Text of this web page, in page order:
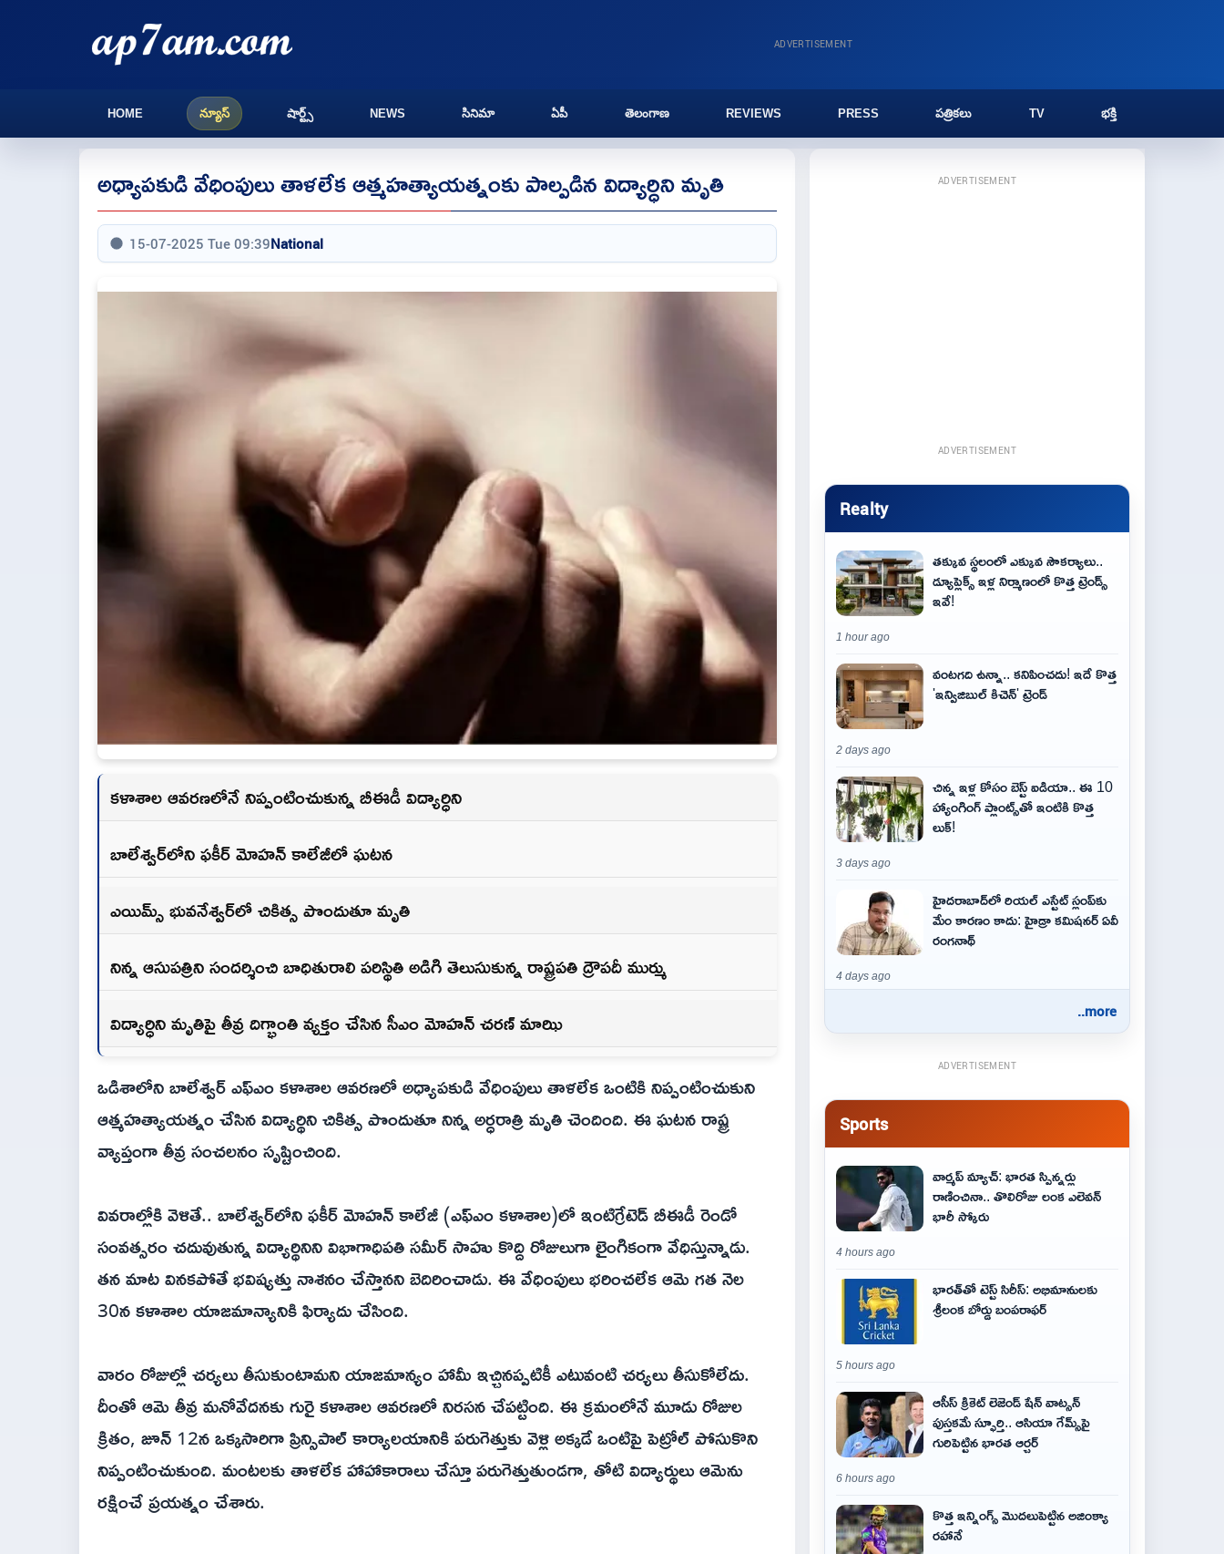
ADVERTISEMENT
HOME న్యూస్ షార్ట్స్ NEWS సినిమా ఏపీ తెలంగాణ REVIEWS PRESS పత్రికలు TV భక్తి
అధ్యాపకుడి వేధింపులు తాళలేక ఆత్మహత్యాయత్నంకు పాల్పడిన విద్యార్ధిని మృతి
15-07-2025 Tue 09:39National
కళాశాల ఆవరణలోనే నిప్పంటించుకున్న బీఈడీ విద్యార్ధిని
బాలేశ్వర్‌లోని ఫకీర్ మోహన్ కాలేజీలో ఘటన
ఎయిమ్స్ భువనేశ్వర్‌లో చికిత్స పొందుతూ మృతి
నిన్న ఆసుపత్రిని సందర్శించి బాధితురాలి పరిస్థితి అడిగి తెలుసుకున్న రాష్ట్రపతి ద్రౌపదీ ముర్ము
విద్యార్ధిని మృతిపై తీవ్ర దిగ్భాంతి వ్యక్తం చేసిన సీఎం మోహన్ చరణ్ మాఝి
ఒడిశాలోని బాలేశ్వర్ ఎఫ్ఎం కళాశాల ఆవరణలో అధ్యాపకుడి వేధింపులు తాళలేక ఒంటికి నిప్పంటించుకుని
ఆత్మహత్యాయత్నం చేసిన విద్యార్థిని చికిత్స పొందుతూ నిన్న అర్ధరాత్రి మృతి చెందింది. ఈ ఘటన రాష్ట్ర
వ్యాప్తంగా తీవ్ర సంచలనం సృష్టించింది.
వివరాల్లోకి వెళితే.. బాలేశ్వర్‌లోని ఫకీర్ మోహన్ కాలేజీ (ఎఫ్ఎం కళాశాల)లో ఇంటిగ్రేటెడ్ బీఈడీ రెండో
సంవత్సరం చదువుతున్న విద్యార్థినిని విభాగాధిపతి సమీర్ సాహు కొద్ది రోజులుగా లైంగికంగా వేధిస్తున్నాడు.
తన మాట వినకపోతే భవిష్యత్తు నాశనం చేస్తానని బెదిరించాడు. ఈ వేధింపులు భరించలేక ఆమె గత నెల
30న కళాశాల యాజమాన్యానికి ఫిర్యాదు చేసింది.
వారం రోజుల్లో చర్యలు తీసుకుంటామని యాజమాన్యం హామీ ఇచ్చినప్పటికీ ఎటువంటి చర్యలు తీసుకోలేదు.
దీంతో ఆమె తీవ్ర మనోవేదనకు గురై కళాశాల ఆవరణలో నిరసన చేపట్టింది. ఈ క్రమంలోనే మూడు రోజుల
క్రితం, జూన్ 12న ఒక్కసారిగా ప్రిన్సిపాల్ కార్యాలయానికి పరుగెత్తుకు వెళ్లి అక్కడే ఒంటిపై పెట్రోల్ పోసుకొని
నిప్పంటించుకుంది. మంటలకు తాళలేక హాహాకారాలు చేస్తూ పరుగెత్తుతుండగా, తోటి విద్యార్థులు ఆమెను
రక్షించే ప్రయత్నం చేశారు.
ADVERTISEMENT
ADVERTISEMENT
Realty
తక్కువ స్థలంలో ఎక్కువ సౌకర్యాలు..
డ్యూప్లెక్స్ ఇళ్ల నిర్మాణంలో కొత్త ట్రెండ్స్
ఇవే!
1 hour ago
వంటగది ఉన్నా.. కనిపించదు! ఇదే కొత్త
'ఇన్విజిబుల్ కిచెన్' ట్రెండ్
2 days ago
చిన్న ఇళ్ల కోసం బెస్ట్ ఐడియా.. ఈ 10
హ్యాంగింగ్ ప్లాంట్స్‌తో ఇంటికి కొత్త
లుక్!
3 days ago
హైదరాబాద్‌లో రియల్ ఎస్టేట్ స్లంప్‌కు
మేం కారణం కాదు: హైడ్రా కమిషనర్ ఏవీ
రంగనాథ్
4 days ago
..more
ADVERTISEMENT
Sports
వార్మప్ మ్యాచ్: భారత స్పిన్నర్లు
రాణించినా.. తొలిరోజు లంక ఎలెవన్
భారీ స్కోరు
4 hours ago
భారత్‌తో టెస్ట్ సిరీస్: అభిమానులకు
శ్రీలంక బోర్డు బంపరాఫర్
5 hours ago
ఆసీస్ క్రికెట్ లెజెండ్ షేన్ వాట్సన్
పుస్తకమే స్ఫూర్తి.. ఆసియా గేమ్స్‌పై
గురిపెట్టిన భారత ఆర్చర్
6 hours ago
కొత్త ఇన్నింగ్స్ మొదలుపెట్టిన అజింక్యా
రహానే